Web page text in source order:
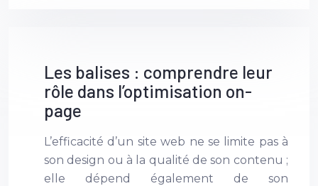
Les balises : comprendre leur
rôle dans l’optimisation on-
page
L’efficacité d’un site web ne se limite pas à
son design ou à la qualité de son contenu ;
elle dépend également de son